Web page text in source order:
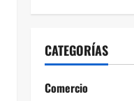
CATEGORÍAS
Comercio